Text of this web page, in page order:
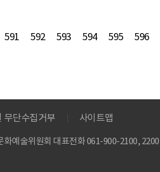
591 592 593 594 595 596
무단수집거부 사이트맵
화예술위원회 대표전화 061-900-2100, 2200